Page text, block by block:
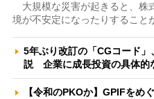
大規模な災害が起きると、株
境が不安定になったりすること
5年ぶり改訂の「CGコード
説 企業に成長投資の具体的
【令和のPKOか】GPIFをめ